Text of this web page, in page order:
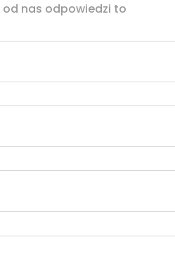
nas odpowiedzi to